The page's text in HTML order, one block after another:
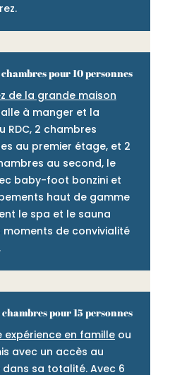
pour 10 personnes
de la grande maison
à manger et la
RDC, 2 chambres
au premier étage, et 2
au second, le
baby-foot bonzini et
haut de gamme
le spa et le sauna
moments de convivialité
pour 15 personnes
expérience en familleou
avec un accès au
dans sa totalité. Avec 6